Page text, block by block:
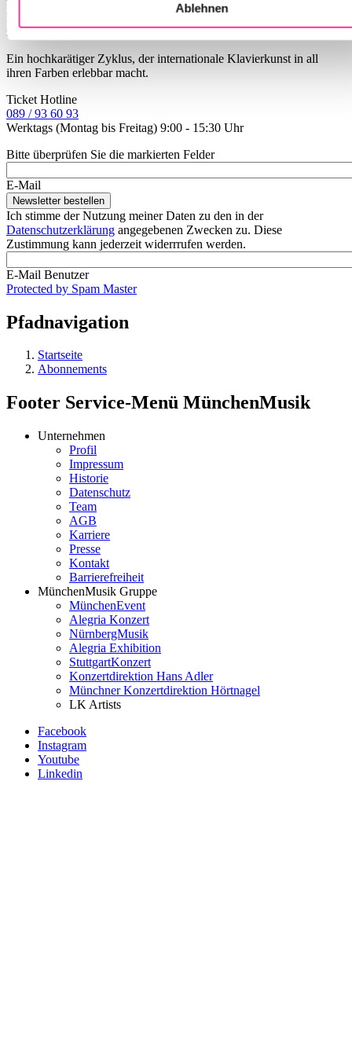
Ablehnen
Tiefe, mitreißende Virtuosität und ganz persönliche
Klanghandschriften entfalten sich in facettenreichen Programmen
zwischen Intimität und großer Geste.
Ein hochkarätiger Zyklus, der internationale Klavierkunst in all
ihren Farben erlebbar macht.
Ticket Hotline
089 / 93 60 93
Werktags (Montag bis Freitag) 9:00 - 15:30 Uhr
Bitte überprüfen Sie die markierten Felder
E-Mail
Ich stimme der Nutzung meiner Daten zu den in der
Datenschutzerklärung angegebenen Zwecken zu. Diese
Zustimmung kann jederzeit widerrrufen werden.
E-Mail Benutzer
Protected by Spam Master
Pfadnavigation
Startseite
Abonnements
Footer Service-Menü MünchenMusik
Unternehmen
Profil
Impressum
Historie
Datenschutz
Team
AGB
Karriere
Presse
Kontakt
Barrierefreiheit
MünchenMusik Gruppe
MünchenEvent
Alegria Konzert
NürnbergMusik
Alegria Exhibition
StuttgartKonzert
Konzertdirektion Hans Adler
Münchner Konzertdirektion Hörtnagel
LK Artists
Facebook
Instagram
Youtube
Linkedin